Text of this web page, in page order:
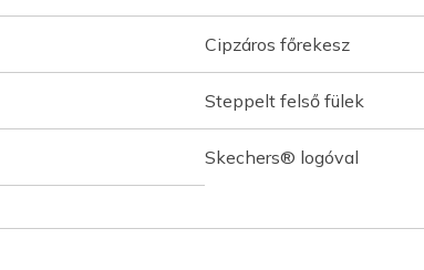
Cipzáros főrekesz
Steppelt felső fülek
Skechers® logóval